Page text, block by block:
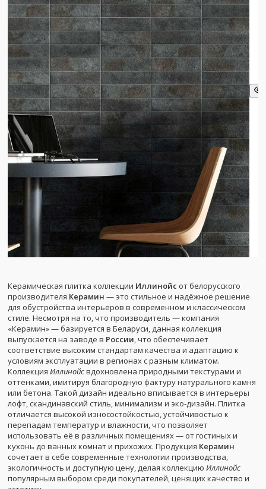
Керамическая плитка коллекции Иллинойс от белорусского
производителя Керамин — это стильное и надёжное решение
для обустройства интерьеров в современном и классическом
стиле. Несмотря на то, что производитель — компания
«Керамин» — базируется в Беларуси, данная коллекция
выпускается на заводе в России , что обеспечивает
соответствие высоким стандартам качества и адаптацию к
условиям эксплуатации в регионах с разным климатом.
Коллекция Иллинойсвдохновлена природными текстурами и
оттенками, имитируя благородную фактуру натурального камня
или бетона. Такой дизайн идеально вписывается в интерьеры
лофт, скандинавский стиль, минимализм и эко-дизайн. Плитка
отличается высокой износостойкостью, устойчивостью к
перепадам температур и влажности, что позволяет
использовать её в различных помещениях — от гостиных и
кухонь до ванных комнат и прихожих. Продукция Керамин
сочетает в себе современные технологии производства,
экологичность и доступную цену, делая коллекцию Иллинойс
популярным выбором среди покупателей, ценящих качество и